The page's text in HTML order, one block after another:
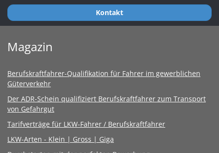
Kontakt
Magazin
Berufskraftfahrer-Qualifikation für Fahrer im gewerblichen
Güterverkehr
Der ADR-Schein qualifiziert Berufskraftfahrer zum Transport
von Gefahrgut
Tarifverträge für LKW-Fahrer / Berufskraftfahrer
LKW-Arten - Klein | Gross | Giga